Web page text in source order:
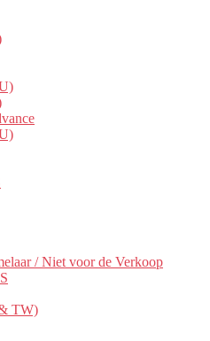
/ Niet voor de Verkoop
TW)